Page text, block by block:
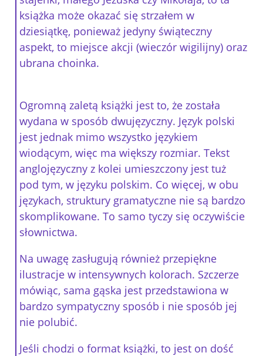
książka może okazać się strzałem w
dziesiątkę, ponieważ jedyny świąteczny
aspekt, to miejsce akcji (wieczór wigilijny) oraz
ubrana choinka.
Ogromną zaletą książki jest to, że została
wydana w sposób dwujęzyczny. Język polski
jest jednak mimo wszystko językiem
wiodącym, więc ma większy rozmiar. Tekst
anglojęzyczny z kolei umieszczony jest tuż
pod tym, w języku polskim. Co więcej, w obu
językach, struktury gramatyczne nie są bardzo
skomplikowane. To samo tyczy się oczywiście
słownictwa.
Na uwagę zasługują również przepiękne
ilustracje w intensywnych kolorach. Szczerze
mówiąc, sama gąska jest przedstawiona w
bardzo sympatyczny sposób i nie sposób jej
nie polubić.
Jeśli chodzi o format książki, to jest on dość